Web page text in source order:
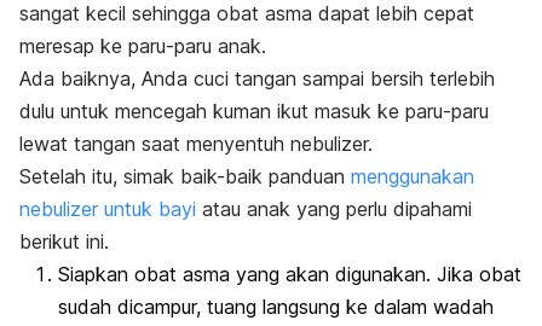
sangat kecil sehingga obat asma dapat lebih cepat
meresap ke paru-paru anak.
Ada baiknya, Anda cuci tangan sampai bersih terlebih
dulu untuk mencegah kuman ikut masuk ke paru-paru
lewat tangan saat menyentuh nebulizer.
Setelah itu, simak baik-baik panduan menggunakan
nebulizer untuk bayi atau anak yang perlu dipahami
berikut ini.
Siapkan obat asma yang akan digunakan. Jika obat
sudah dicampur, tuang langsung ke dalam wadah